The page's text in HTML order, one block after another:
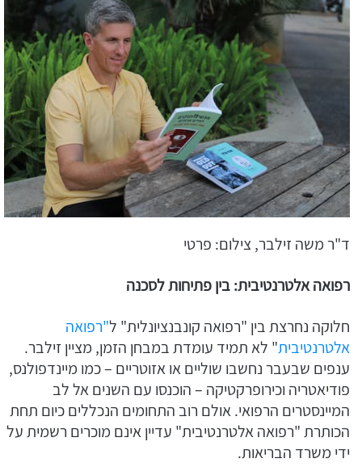
ד"ר משה זילבר, צילום: פרטי
רפואה אלטרנטיבית: בין פתיחות לסכנה
חלוקה נחרצת בין "רפואה קונבנציונלית" ל"רפואה
אלטרנטיבית" לא תמיד עומדת במבחן הזמן, מציין זילבר.
ענפים שבעבר נחשבו שוליים או אזוטריים – כמו מיינדפולנס,
פודיאטריה וכירופרקטיקה – הוכנסו עם השנים אל לב
המיינסטרים הרפואי. אולם רוב התחומים הנכללים כיום תחת
הכותרת "רפואה אלטרנטיבית" עדיין אינם מוכרים רשמית על
ידי משרד הבריאות.